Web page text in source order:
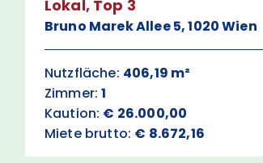
Lokal, Top 3
Bruno Marek Allee 5, 1020 Wien
Nutzfläche: 406,19 m²
Zimmer:1
Kaution: € 26.000,00
Miete brutto: € 8.672,16